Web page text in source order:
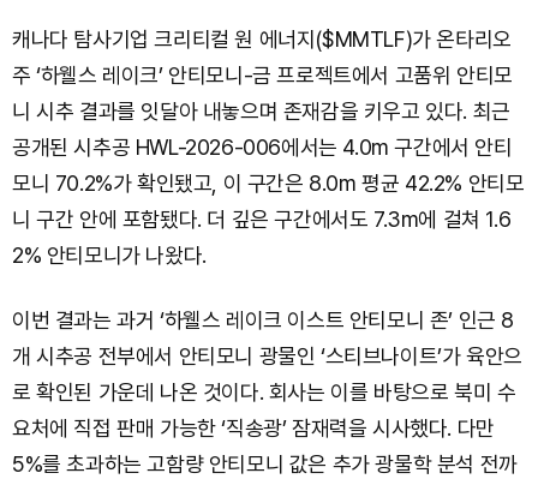
캐나다 탐사기업 크리티컬 원 에너지($MMTLF)가 온타리오
주 ‘하웰스 레이크’ 안티모니-금 프로젝트에서 고품위 안티모
니 시추 결과를 잇달아 내놓으며 존재감을 키우고 있다. 최근
공개된 시추공 HWL-2026-006에서는 4.0m 구간에서 안티
모니 70.2%가 확인됐고, 이 구간은 8.0m 평균 42.2% 안티모
니 구간 안에 포함됐다. 더 깊은 구간에서도 7.3m에 걸쳐 1.6
2% 안티모니가 나왔다.
이번 결과는 과거 ‘하웰스 레이크 이스트 안티모니 존’ 인근 8
개 시추공 전부에서 안티모니 광물인 ‘스티브나이트’가 육안으
로 확인된 가운데 나온 것이다. 회사는 이를 바탕으로 북미 수
요처에 직접 판매 가능한 ‘직송광’ 잠재력을 시사했다. 다만
5%를 초과하는 고함량 안티모니 값은 추가 광물학 분석 전까